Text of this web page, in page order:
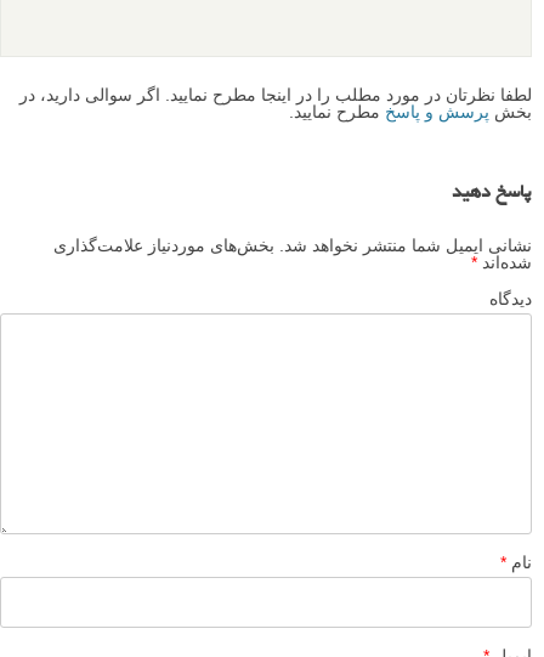
لطفا نظرتان در مورد مطلب را در اینجا مطرح نمایید. اگر سوالی دارید، در
بخش پرسش و پاسخ مطرح نمایید.
پاسخ دهید
نشانی ایمیل شما منتشر نخواهد شد.
بخش‌های موردنیاز علامت‌گذاری
شده‌اند *
دیدگاه
نام *